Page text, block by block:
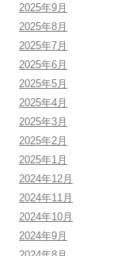
2025年9月
2025年8月
2025年7月
2025年6月
2025年5月
2025年4月
2025年3月
2025年2月
2025年1月
2024年12月
2024年11月
2024年10月
2024年9月